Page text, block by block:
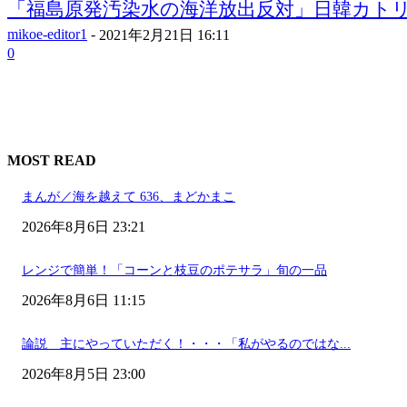
「福島原発汚染水の海洋放出反対」日韓カト
mikoe-editor1 - 2021年2月21日 16:11
0
MOST READ
まんが／海を越えて 636、まどかまこ
2026年8月6日 23:21
レンジで簡単！「コーンと枝豆のポテサラ」旬の一品
2026年8月6日 11:15
論説 主にやっていただく！・・・「私がやるのではな...
2026年8月5日 23:00